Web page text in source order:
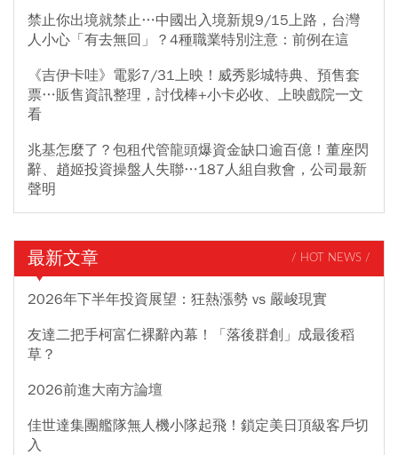
禁止你出境就禁止…中國出入境新規9/15上路，台灣
人小心「有去無回」？4種職業特別注意：前例在這
《吉伊卡哇》電影7/31上映！威秀影城特典、預售套
票…販售資訊整理，討伐棒+小卡必收、上映戲院一文
看
兆基怎麼了？包租代管龍頭爆資金缺口逾百億！董座閃
辭、趙姬投資操盤人失聯…187人組自救會，公司最新
聲明
最新文章 / HOT NEWS /
2026年下半年投資展望：狂熱漲勢 vs 嚴峻現實
友達二把手柯富仁裸辭內幕！「落後群創」成最後稻
草？
2026前進大南方論壇
佳世達集團艦隊無人機小隊起飛！鎖定美日頂級客戶切
入